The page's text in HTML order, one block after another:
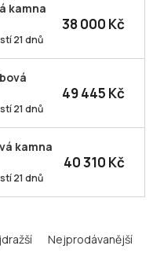
kamna
21 dnů
38 000 Kč
21 dnů
49 445 Kč
kamna
21 dnů
40 310 Kč
Nejprodávanější